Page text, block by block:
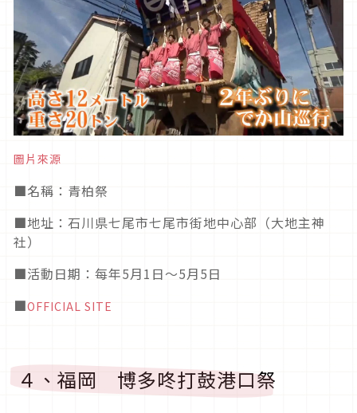
圖片來源
■名稱：青柏祭
■地址：石川県七尾市七尾市街地中心部（大地主神
社）
■活動日期 ：每年5月1日～5月5日
■OFFICIAL SITE
４、福岡 博多咚打鼓港口祭